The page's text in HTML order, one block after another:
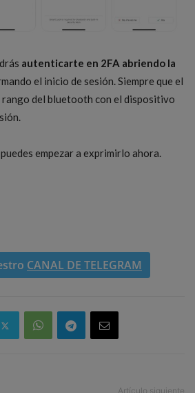
autenticarte en 2FA abriendo la
el inicio de sesión. Siempre que el
del bluetooth con el dispositivo
empezar a exprimirlo ahora.
CANAL DE TELEGRAM
Artículo siguiente